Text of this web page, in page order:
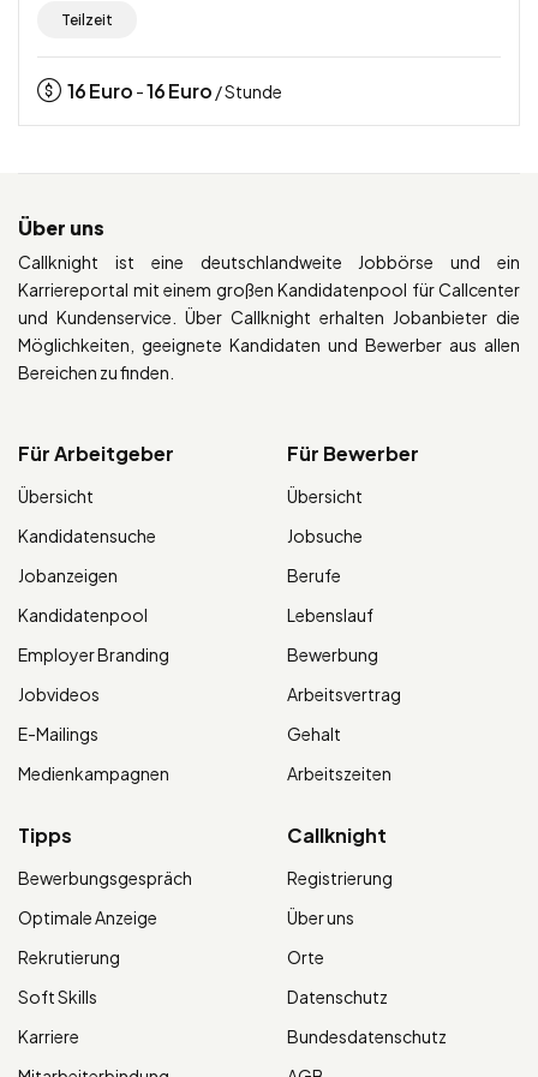
Teilzeit
16Euro -16Euro / Stunde
Über uns
Callknight ist eine deutschlandweite Jobbörse und ein
Karriereportal mit einem großen Kandidatenpool für Callcenter
und Kundenservice. Über Callknight erhalten Jobanbieter die
Möglichkeiten, geeignete Kandidaten und Bewerber aus allen
Bereichen zu finden.
Für Arbeitgeber
Übersicht
Kandidatensuche
Jobanzeigen
Kandidatenpool
Employer Branding
Jobvideos
E-Mailings
Medienkampagnen
Für Bewerber
Übersicht
Jobsuche
Berufe
Lebenslauf
Bewerbung
Arbeitsvertrag
Gehalt
Arbeitszeiten
Tipps
Bewerbungsgespräch
Optimale Anzeige
Rekrutierung
Soft Skills
Karriere
Callknight
Registrierung
Über uns
Orte
Datenschutz
Bundesdatenschutz